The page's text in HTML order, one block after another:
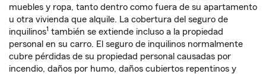
muebles y ropa, tanto dentro como fuera de su apartamento
u otra vivienda que alquile. La cobertura del seguro de
inquilinos1 también se extiende incluso a la propiedad
personal en su carro. El seguro de inquilinos normalmente
cubre pérdidas de su propiedad personal causadas por
incendio, daños por humo, daños cubiertos repentinos y